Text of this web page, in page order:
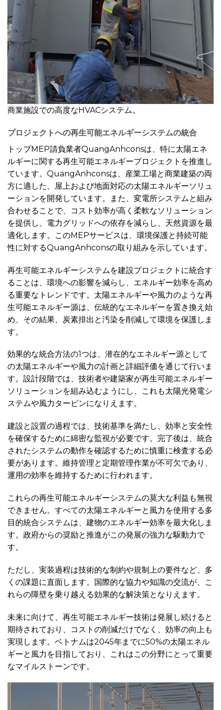
商業施設での高度なHVACシステム。
プロジェクトへの再生可能エネルギーシステムの統合
トップMEP請負業者QuangAnhconsは、特に太陽エネ
ルギーに関する再生可能エネルギープロジェクトを推進し
ています。QuangAnhconsは、産業工場と商業建築の両
方に適した、屋上および地面対応の太陽エネルギーソリュ
ーションを開発しています。また、変電所システムと組み
合わせることで、コスト効率が高く柔軟なソリューション
を提供し、電力グリッドへの依存を減らし、天然資源を最
適化します。このMEPサービスは、環境保護と持続可能
性に対するQuangAnhconsの取り組みを示しています。
再生可能エネルギーシステムを建設プロジェクトに統合す
ることは、環境への影響を減らし、エネルギー効率を高め
る重要なトレンドです。太陽エネルギーや風力のような再
生可能エネルギー源は、伝統的なエネルギーを置き換え始
め、その結果、炭素排出と汚染を削減して環境を保護しま
す。
効果的な統合方法の1つは、潜在的なエネルギー源として
の太陽エネルギーや風力の計画と詳細評価を通じて行いま
す。設計段階では、技術者や建築家が再生可能エネルギー
ソリューションを組み込むようにし、これも太陽光発電シ
ステムや風力タービンになりえます。
建設と設置の過程では、技術基準を満たし、効率と安全性
を確保するために綿密な監視が必要です。完了後は、統合
されたシステムの動作を確認するために慎重に検査する必
要があります。維持管理と定期管理作業が不可欠であり、
運用の効率を維持するために行われます。
これらの再生可能エネルギーシステムの莫大な利益も無視
できません。すべての太陽エネルギーと風力を使用する多
目的統合システムは、建物のエネルギー効率を最大化しま
す。政府からの奨励と推進がこの発展の強力な駆動力で
す。
ただし、実装過程は技術的な制約や規制上の要件など、多
くの課題に直面します。国際的な協力や知識の交流が、こ
れらの障壁を乗り越える効果的な解決策となりえます。
未来に向けて、再生可能エネルギー技術は発展し続けると
期待されており、コストの削減だけでなく、効率の向上も
実現します。ベトナムは2045年までに50%の太陽エネル
ギーと風力を目指しており、これはこの分野にとって重要
なマイルストーンです。